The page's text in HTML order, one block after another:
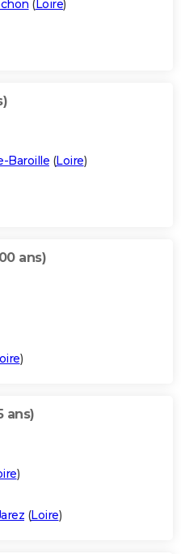
( Loire)
Baroille (Loire)
ans)
)
ans)
)
(Loire)